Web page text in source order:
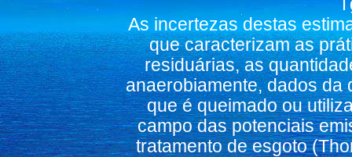
As incertezas destas
que caracterizam as
residuárias, as
anaerobiamente, dados da
que é queimado ou
campo das potenciais
tratamento de esgoto